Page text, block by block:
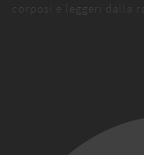
corposi e leggeri dalla